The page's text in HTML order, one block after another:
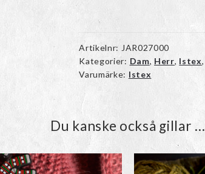
Artikelnr: JAR027000
Kategorier: Dam, Herr, Istex,
Varumärke: Istex
Du kanske också gillar …
Den
här